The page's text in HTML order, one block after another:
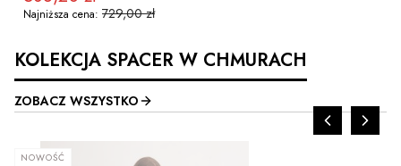
Najniższa cena: 729,00 zł
KOLEKCJA SPACER W CHMURACH
ZOBACZ WSZYSTKO
NOWOŚĆ